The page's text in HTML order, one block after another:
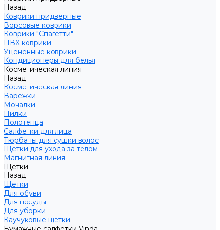
Назад
Коврики придверные
Ворсовые коврики
Коврики "Спагетти"
ПВХ коврики
Уцененные коврики
Кондиционеры для белья
Косметическая линия
Назад
Косметическая линия
Варежки
Мочалки
Пилки
Полотенца
Салфетки для лица
Тюрбаны для сушки волос
Щетки для ухода за телом
Магнитная линия
Щетки
Назад
Щетки
Для обуви
Для посуды
Для уборки
Каучуковые щетки